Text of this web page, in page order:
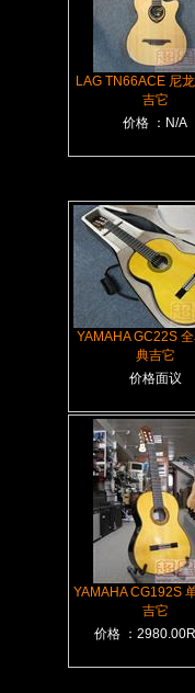
LAG TN66ACE 尼
吉它
价格 ：N/A
YAMAHA GC22S
典吉它
价格面议
YAMAHA CG192S
吉它
价格 ：